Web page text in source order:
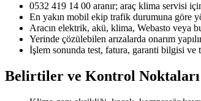
0532 419 14 00 aranır; araç klima servisi
En yakın mobil ekip trafik durumuna göre
Aracın elektrik, akü, klima, Webasto veya
Yerinde çözülebilen arızalarda onarım
İşlem sonunda test, fatura, garanti bilgisi ve
Belirtiler ve Kontrol Noktaları